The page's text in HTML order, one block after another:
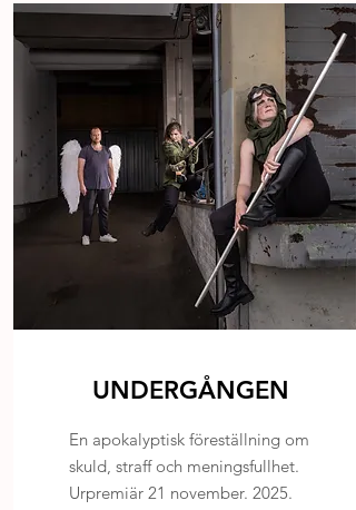
UNDERGÅNGEN
En apokalyptisk föreställning om
skuld, straff och meningsfullhet.
Urpremiär 21 november. 2025.